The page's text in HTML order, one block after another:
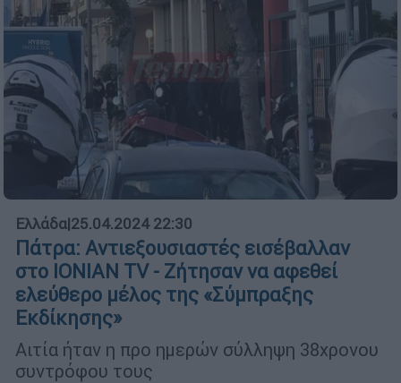
Ελλάδα|25.04.2024 22:30
Πάτρα: Αντιεξουσιαστές εισέβαλλαν
στο ΙΟΝΙΑΝ TV - Ζήτησαν να αφεθεί
ελεύθερο μέλος της «Σύμπραξης
Εκδίκησης»
Αιτία ήταν η προ ημερών σύλληψη 38χρονου
συντρόφου τους